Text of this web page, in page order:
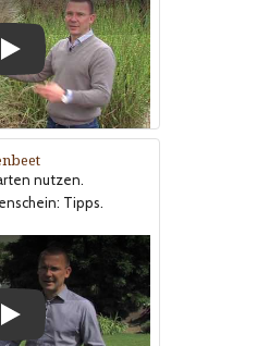
nutzen.
Tipps.